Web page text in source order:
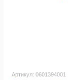
Артикул: 0601394001